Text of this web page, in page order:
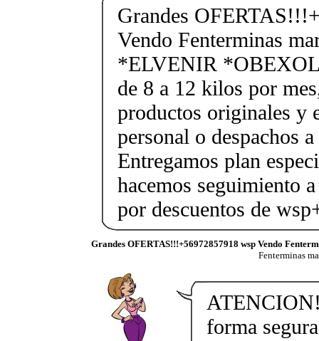
Grandes
Vendo Fenterminas
*ELVENIR
de 8 a 12 kilos por
productos originales y
personal o despachos
Entregamos plan
hacemos seguimiento
por descuentos de
Grandes OFERTAS!!!+56972857918 wsp Vendo
Fenterminas
forma